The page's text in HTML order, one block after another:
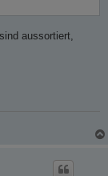
aussortiert,